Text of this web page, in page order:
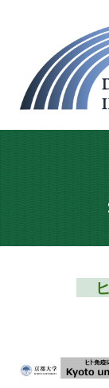
ヒ